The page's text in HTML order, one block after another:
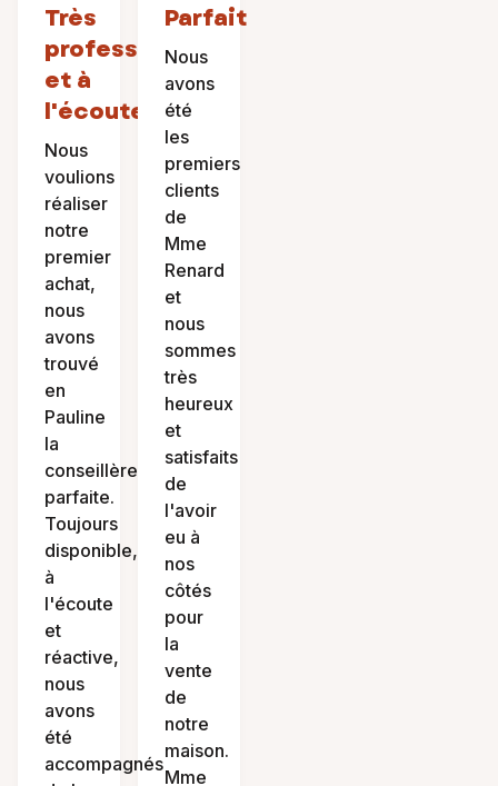
Très
professionnelle
et à
l'écoute
Nous
voulions
réaliser
notre
premier
achat,
nous
avons
trouvé
en
Pauline
la
conseillère
parfaite.
Toujours
disponible,
à
l'écoute
et
réactive,
nous
avons
été
accompagnés
Parfait
Nous
avons
été
les
premiers
clients
de
Mme
Renard
et
nous
sommes
très
heureux
et
satisfaits
de
l'avoir
eu à
nos
côtés
pour
la
vente
de
notre
maison.
Mme